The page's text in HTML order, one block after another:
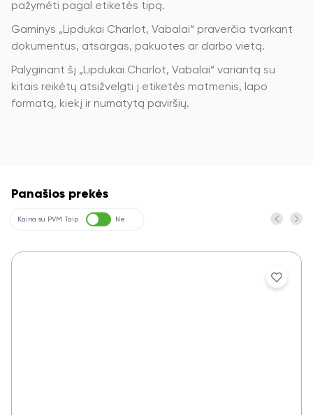
pažymėti pagal etiketės tipą.
Gaminys „Lipdukai Charlot, Vabalai“ praverčia tvarkant
dokumentus, atsargas, pakuotes ar darbo vietą.
Palyginant šį „Lipdukai Charlot, Vabalai“ variantą su
kitais reikėtų atsižvelgti į etiketės matmenis, lapo
formatą, kiekį ir numatytą paviršių.
Panašios prekės
Kaina su PVM Taip Ne